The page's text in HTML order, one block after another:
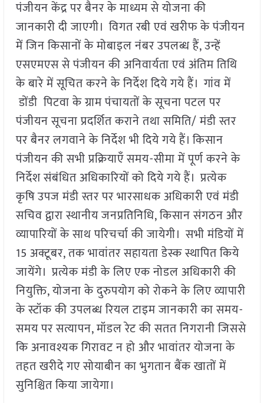
पंजीयन केंद्र पर बैनर के माध्यम से योजना की
जानकारी दी जाएगी। विगत रबी एवं खरीफ के पंजीयन
में जिन किसानों के मोबाइल नंबर उपलब्ध हैं, उन्हें
एसएमएस से पंजीयन की अनिवार्यता एवं अंतिम तिथि
के बारे में सूचित करने के निर्देश दिये गये हैं। गांव में
डोंडी पिटवा के ग्राम पंचायतों के सूचना पटल पर
पंजीयन सूचना प्रदर्शित कराने तथा समिति/ मंडी स्तर
पर बैनर लगवाने के निर्देश भी दिये गये हैं। किसान
पंजीयन की सभी प्रक्रियाएँ समय-सीमा में पूर्ण करने के
निर्देश संबंधित अधिकारियों को दिये गये हैं। प्रत्येक
कृषि उपज मंडी स्तर पर भारसाधक अधिकारी एवं मंडी
सचिव द्वारा स्थानीय जनप्रतिनिधि, किसान संगठन और
व्यापारियों के साथ परिचर्चा की जायेगी। सभी मंडियों में
15 अक्टूबर, तक भावांतर सहायता डेस्क स्थापित किये
जायेंगे। प्रत्येक मंडी के लिए एक नोडल अधिकारी की
नियुक्ति, योजना के दुरुपयोग को रोकने के लिए व्यापारी
के स्टॉक की उपलब्ध रियल टाइम जानकारी का समय-
समय पर सत्यापन, मॉडल रेट की सतत निगरानी जिससे
कि अनावश्यक गिरावट न हो और भावांतर योजना के
तहत खरीदे गए सोयाबीन का भुगतान बैंक खातों में
सुनिश्चित किया जायेगा।